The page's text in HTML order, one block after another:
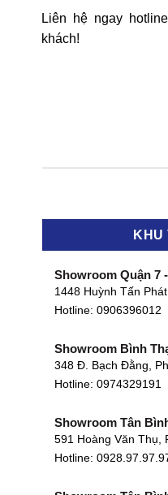
Liên hệ ngay hotline
khách!
KHU
Showroom Quận 7
1448 Huỳnh Tấn
Hotline: 0906396012
Showroom Bình
348 Đ. Bạch Đằng,
Hotline: 0974329191
Showroom Tân
591 Hoàng Văn Thụ,
Hotline: